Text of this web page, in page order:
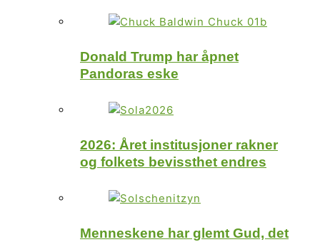
Donald Trump har åpnet
Pandoras eske
2026: Året institusjoner rakner
og folkets bevissthet endres
Menneskene har glemt Gud, det